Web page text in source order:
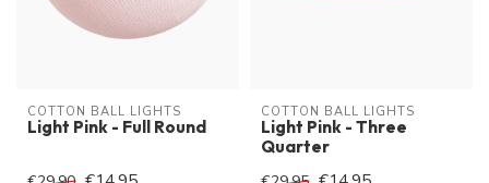
COTTON BALL LIGHTS
Light Pink - Full Round
COTTON BALL LIGHTS
Light Pink - Three
Quarter